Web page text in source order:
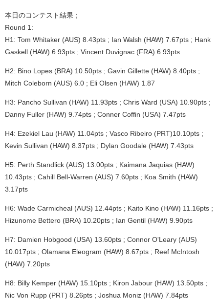
本日のコンテスト結果；
Round 1:
H1: Tom Whitaker (AUS) 8.43pts ; Ian Walsh (HAW) 7.67pts ; Hank
Gaskell (HAW) 6.93pts ; Vincent Duvignac (FRA) 6.93pts
H2: Bino Lopes (BRA) 10.50pts ; Gavin Gillette (HAW) 8.40pts ;
Mitch Coleborn (AUS) 6.0 ; Eli Olsen (HAW) 1.87
H3: Pancho Sullivan (HAW) 11.93pts ; Chris Ward (USA) 10.90pts ;
Danny Fuller (HAW) 9.74pts ; Conner Coffin (USA) 7.47pts
H4: Ezekiel Lau (HAW) 11.04pts ; Vasco Ribeiro (PRT)10.10pts ;
Kevin Sullivan (HAW) 8.37pts ; Dylan Goodale (HAW) 7.43pts
H5: Perth Standlick (AUS) 13.00pts ; Kaimana Jaquias (HAW)
10.43pts ; Cahill Bell-Warren (AUS) 7.60pts ; Koa Smith (HAW)
3.17pts
H6: Wade Carmicheal (AUS) 12.44pts ; Kaito Kino (HAW) 11.16pts ;
Hizunome Bettero (BRA) 10.20pts ; Ian Gentil (HAW) 9.90pts
H7: Damien Hobgood (USA) 13.60pts ; Connor O'Leary (AUS)
10.017pts ; Olamana Eleogram (HAW) 8.67pts ; Reef McIntosh
(HAW) 7.20pts
H8: Billy Kemper (HAW) 15.10pts ; Kiron Jabour (HAW) 13.50pts ;
Nic Von Rupp (PRT) 8.26pts ; Joshua Moniz (HAW) 7.84pts